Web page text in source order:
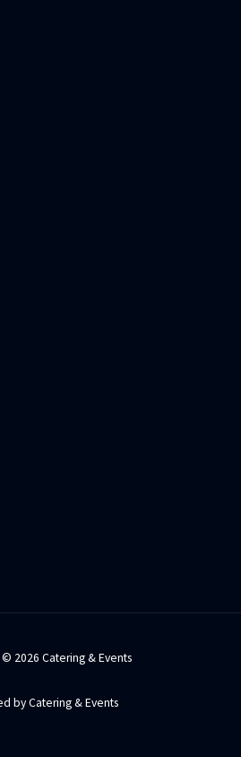
2026 Catering & Events
by Catering & Events